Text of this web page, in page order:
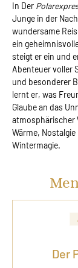
In Der
Junge in der
wundersame
ein
steigt er ein und
Abenteuer voller
und besonderer
lernt er, was
Glaube an das
atmosphärischer
Wärme,
Wintermagie.
Der